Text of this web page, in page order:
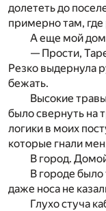
долететь до
примерно там, где
А еще мой дом
— Прости,
Резко выдернула
бежать.
Высокие
было свернуть на
логики в моих
которые гнали
В город.
В городе было
даже носа не
Глухо стуча